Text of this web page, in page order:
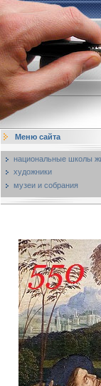
Меню сайта
национальные школы
художники
музеи и собрания